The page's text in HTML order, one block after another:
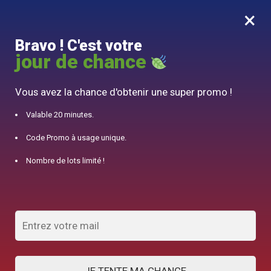
0
10% offert pour 50€ d’achats avec le code DJINN10
Dunoon
AFFICHER LES FILTRES
×
Bravo ! C'est votre
jour de chance
Vous avez la chance d'obtenir une super promo !
Valable 20 minutes.
Code Promo à usage unique.
Nombre de lots limité !